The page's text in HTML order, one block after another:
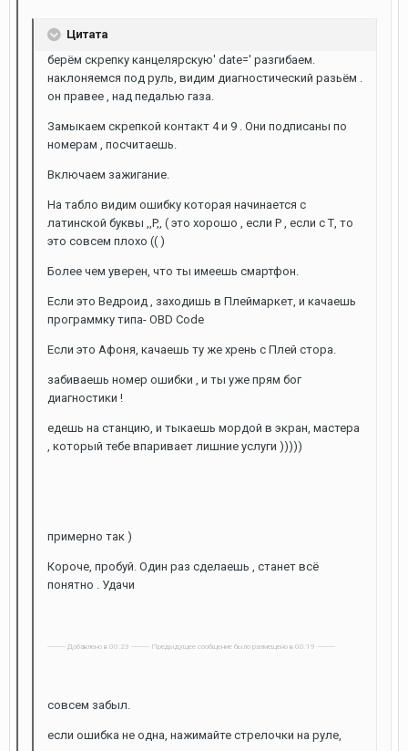
Цитата
берём скрепку канцелярскую' date=' разгибаем.
наклоняемся под руль, видим диагностический разьём .
он правее , над педалью газа.
Замыкаем скрепкой контакт 4 и 9 . Они подписаны по
номерам , посчитаешь.
Включаем зажигание.
На табло видим ошибку которая начинается с
латинской буквы ,,P,, ( это хорошо , если Р , если с Т, то
это совсем плохо (( )
Более чем уверен, что ты имеешь смартфон.
Если это Ведроид , заходишь в Плеймаркет, и качаешь
программку типа- OBD Code
Если это Афоня, качаешь ту же хрень с Плей стора.
забиваешь номер ошибки , и ты уже прям бог
диагностики !
едешь на станцию, и тыкаешь мордой в экран, мастера
, который тебе впаривает лишние услуги )))))
примерно так )
Короче, пробуй. Один раз сделаешь , станет всё
понятно . Удачи
---------- Добавлено в 00:23 ---------- Предыдущее сообщение было размещено в 00:19 ----------
совсем забыл.
если ошибка не одна, нажимайте стрелочки на руле,